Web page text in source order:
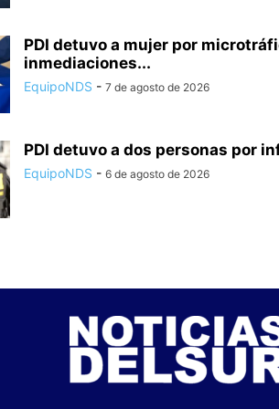
PDI detuvo a mujer por
inmediaciones...
EquipoNDS - 7 de agosto de 2026
PDI detuvo a dos personas por
EquipoNDS - 6 de agosto de 2026